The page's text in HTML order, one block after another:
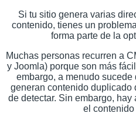
Si tu sitio genera varias
contenido, tienes un
forma parte de la
Muchas personas recurren a
y Joomla) porque son más
embargo, a menudo
generan contenido duplicado
de detectar. Sin embargo,
el